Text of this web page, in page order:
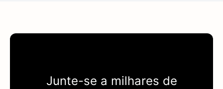
Junte-se a milhares de